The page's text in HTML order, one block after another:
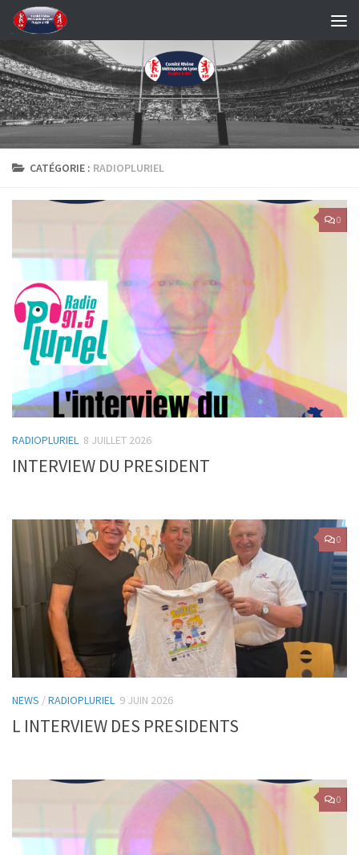
Skip to content
CATÉGORIE : RADIOPLURIEL
0
RADIOPLURIEL 8 JUILLET 2026
INTERVIEW DU PRESIDENT
0
NEWS /RADIOPLURIEL 9 JUIN 2026
L INTERVIEW DES PRESIDENTS
0